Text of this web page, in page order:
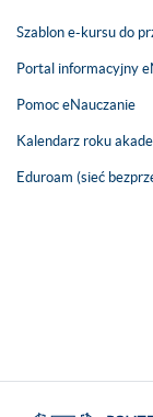
Szablon e-kursu do
Portal informacyjny
Pomoc eNauczanie
Kalendarz roku
Eduroam (sieć